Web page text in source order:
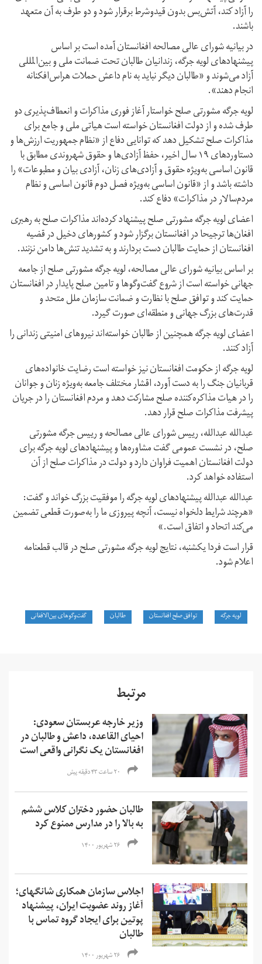
را آزاد کند، آتش‌بس بدون قید‌و‌شرط برقرار شود و دو طرف به آن متعهد
باشند.
در بیانیه شورای عالی مصالحه افغانستان آمده است بر اساس
پیشنهادهای لویه جرگه، زندانیان طالبان تحت ضمانت ملی و بین‌المللی
آزاد می‌شوند و «طالبان دیگر نباید به نام داعش حملات هراس‌افکنانه
انجام دهند».
لویه جرگه مشورتی صلح خواستار آغاز فوری مذاکرات و انعطاف‌پذیری دو
طرف شده و از دولت افغانستان خواسته است هیاتی ملی و جامع برای
مذاکرات صلح تشکیل دهد که توانایی دفاع از «نظام جمهوریت ارزش‌ها و
دستاوردهای ۱۹ سال اخیر، حفظ آزادی‌ها و حقوق شهروندی مطابق با
قانون اساسی به‌ویژه حقوق و آزادی‌های زنان، آزادی بیان و مطبوعات» را
داشته باشد و از «قانون اساسی به‌ویژه فصل دوم قانون اساسی و نظام
مردم‌سالار در مذاکرات» دفاع کند.
اعضای لویه جرگه مشورتی صلح پیشنهاد کرده‌اند مذاکرات صلح به رهبری
افغان‌ها ترجیحا در افغانستان برگزار شود و کشورهای دخیل در قضیه‌
افغانستان از حمایت طالبان دست بردارند و به تشدید تنش‌ها دامن نزنند.
بر اساس بیانیه شورای عالی مصالحه، لویه جرگه مشورتی صلح از جامعه‌
جهانی خواسته است از شروع گفت‌وگوها و تامین صلح پایدار در افغانستان
حمایت کند و توافق صلح با نظارت و ضمانت سازمان ملل متحد و
قدرت‌های بزرگ جهانی و منطقه‌ای صورت گیرد.
اعضای لویه جرگه همچنین از طالبان خواسته‌اند نیروهای امنیتی زندانی را
آزاد کنند.
لویه جرگه از حکومت افغانستان نیز خواسته است رضایت خانواده‌های
قربانیان جنگ را به دست آورد، اقشار مختلف جامعه به‌ویژه زنان و جوانان
را در هیات مذاکره‌‌کننده‌ صلح مشارکت دهد و مردم افغانستان را در جریان
پیشرفت مذاکرات صلح قرار دهد.
عبدالله عبدالله، رییس شورای عالی مصالحه‌ و رییس جرگه‌ مشورتی
صلح، در نشست عمومی گفت مشاوره‌ها و پیشنهادهای لویه جرگه برای
دولت افغانستان اهمیت فراوان دارد و دولت در مذاکرات صلح از آن
استفاده ‌خواهد کرد.
عبدالله عبدالله پیشنهادهای لویه جرگه را موفقیت بزرگ خواند و گفت:
«هرچند شرایط دلخواه نیست، آنچه پیروزی ما را به‌صورت قطعی تضمین
می‌کند اتحاد و اتفاق است.»
قرار است فردا یکشنبه، نتایج لویه جرگه مشورتی صلح در قالب قطعنامه
اعلام شود.
لویه جرگه توافق صلح افغانستان طالبان گفت‌وگوهای بین‌الافغانی
مرتبط
وزیر خارجه عربستان سعودی:
احیای القاعده،‌ داعش و طالبان در
افغانستان یک نگرانی واقعی است
۲۰ ساعت ۴۳ دقیقه پیش
طالبان حضور دختران کلاس ششم
به بالا را در مدارس ممنوع کرد
۲۶ شهریور ۱۴۰۰
اجلاس سازمان همکاری شانگهای؛
آغاز روند عضویت ایران، پیشنهاد
پوتین برای ایجاد گروه تماس با
طالبان
۲۶ شهریور ۱۴۰۰